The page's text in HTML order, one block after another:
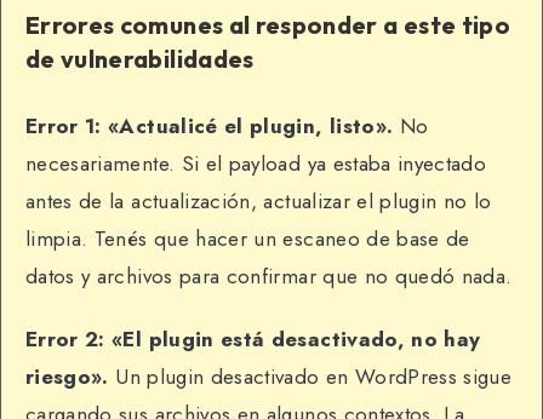
Errores comunes al responder a este tipo
de vulnerabilidades
Error 1: «Actualicé el plugin, listo». No
necesariamente. Si el payload ya estaba inyectado
antes de la actualización, actualizar el plugin no lo
limpia. Tenés que hacer un escaneo de base de
datos y archivos para confirmar que no quedó nada.
Error 2: «El plugin está desactivado, no hay
riesgo». Un plugin desactivado en WordPress sigue